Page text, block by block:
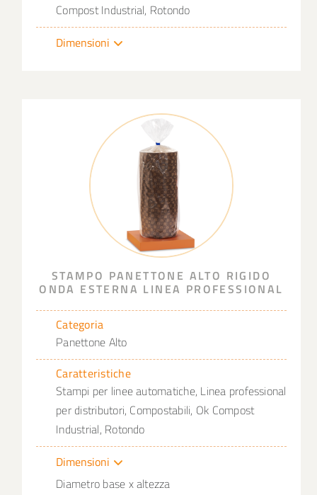
Compost Industrial, Rotondo
Dimensioni
STAMPO PANETTONE ALTO RIGIDO
ONDA ESTERNA LINEA PROFESSIONAL
Categoria
Panettone Alto
Caratteristiche
Stampi per linee automatiche, Linea professional
per distributori, Compostabili, Ok Compost
Industrial, Rotondo
Dimensioni
Diametro base x altezza